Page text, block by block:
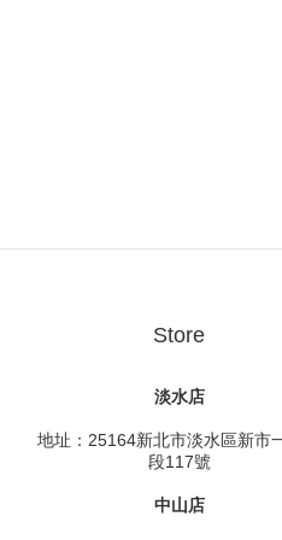
Store
淡水店
地址：25164新北市淡水區新市
段117號
中山店